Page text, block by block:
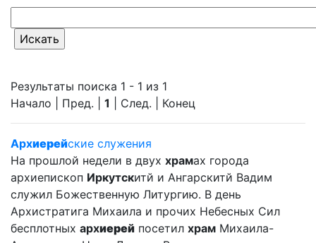
Результаты поиска 1 - 1 из 1
Начало | Пред. | 1 | След. | Конец
Архиерейские служения
На прошлой недели в двух храмах города
архиепископ Иркутскитй и Ангарскитй Вадим
служил Божественную Литургию. В день
Архистратига Михаила и прочих Небесных Сил
бесплотных архиерей посетил храм Михаила-